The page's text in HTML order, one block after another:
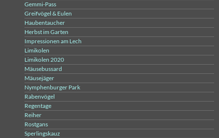
Gemmi-Pass
Greifvögel & Eulen
Haubentaucher
Herbst im Garten
Impressionen am Lech
Limikolen
Limikolen 2020
Mäusebussard
Mäusejäger
Nymphenburger Park
Rabenvögel
Regentage
Reiher
Rostgans
Sperlingskauz